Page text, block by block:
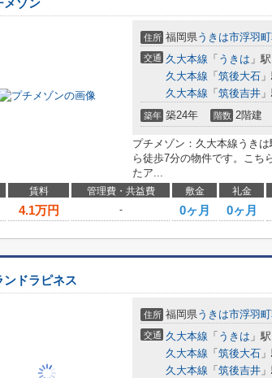
メゾン
住所 福岡県うきは市浮羽町
交通 久大本線 「 うきは 」
久大本線 「 筑後大石
久大本線 「 筑後吉井
築年 築24年 階数 2階建
プチメゾン：久大本線うき
ら徒歩7分の物件です。こち
たア...
賃料 管理費・共益費 敷金 礼金
4.1万円 - 0ヶ月 0ヶ月
ンドラピネス
住所 福岡県うきは市浮羽町
交通 久大本線 「 うきは 」
久大本線 「 筑後大石
久大本線 「 筑後吉井